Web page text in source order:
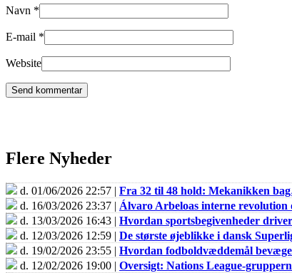
Navn *
E-mail *
Website
Flere Nyheder
d. 01/06/2026 22:57 | Fra 32 til 48 hold: Mekanikken
d. 16/03/2026 23:37 | Álvaro Arbeloas interne
d. 13/03/2026 16:43 | Hvordan sportsbegivenheder
d. 12/03/2026 12:59 | De største øjeblikke i dansk
d. 19/02/2026 23:55 | Hvordan fodboldvæddemål
d. 12/02/2026 19:00 | Oversigt: Nations League-